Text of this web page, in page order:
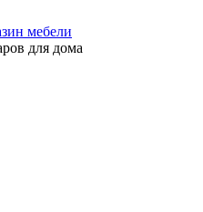
для дома